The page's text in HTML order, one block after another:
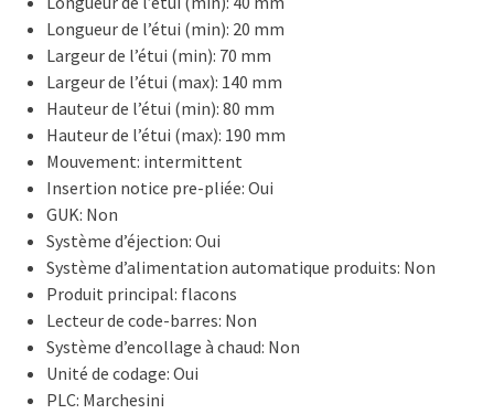
Longueur de l’étui (min): 20 mm
Largeur de l’étui (min): 70 mm
Largeur de l’étui (max): 140 mm
Hauteur de l’étui (min): 80 mm
Hauteur de l’étui (max): 190 mm
Mouvement: intermittent
Insertion notice pre-pliée: Oui
GUK: Non
Système d’éjection: Oui
Système d’alimentation automatique produits: Non
Produit principal: flacons
Lecteur de code-barres: Non
Système d’encollage à chaud: Non
Unité de codage: Oui
PLC: Marchesini